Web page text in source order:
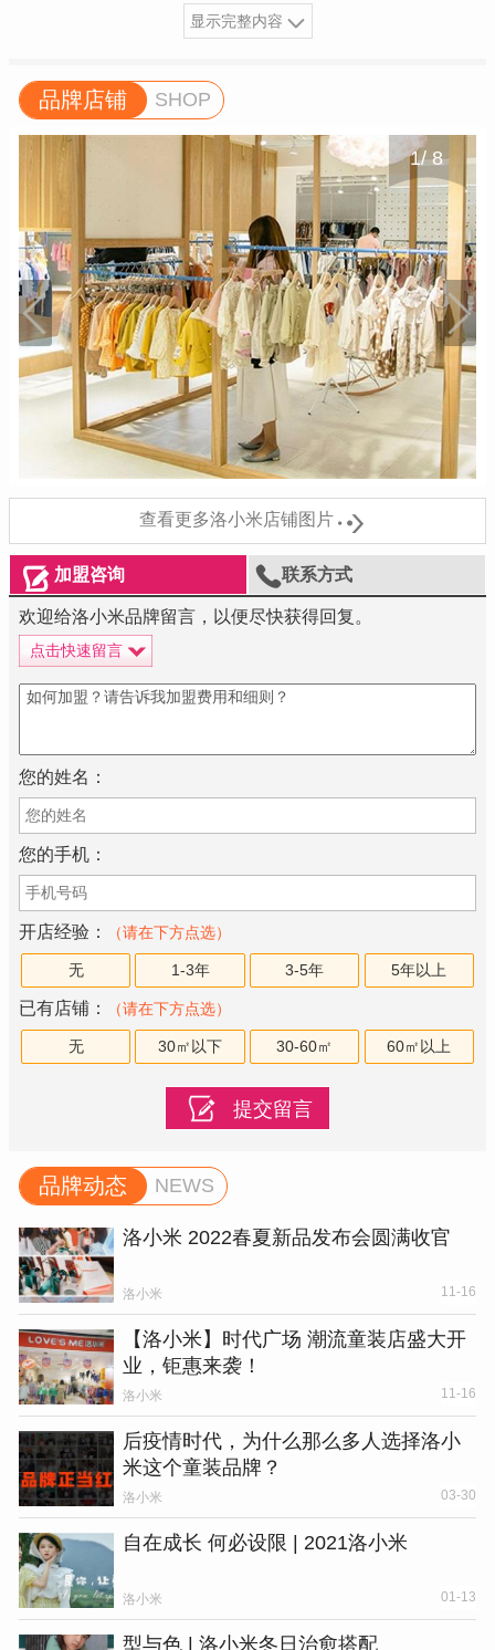
显示完整内容
品牌店铺 SHOP
1/8
查看更多洛小米店铺图片
 加盟咨询 联系方式
欢迎给洛小米品牌留言，以便尽快获得回复。
点击快速留言
您的姓名：
您的手机：
开店经验： （请在下方点选）
无 1-3年 3-5年 5年以上
已有店铺： （请在下方点选）
无 30㎡以下 30-60㎡ 60㎡以上
品牌动态 NEWS
洛小米 2022春夏新品发布会圆满收官
洛小米 11-16
【洛小米】时代广场 潮流童装店盛大开
业，钜惠来袭！
洛小米 11-16
后疫情时代，为什么那么多人选择洛小
米这个童装品牌？
洛小米 03-30
自在成长 何必设限 | 2021洛小米
洛小米 01-13
型与色 | 洛小米冬日治愈搭配